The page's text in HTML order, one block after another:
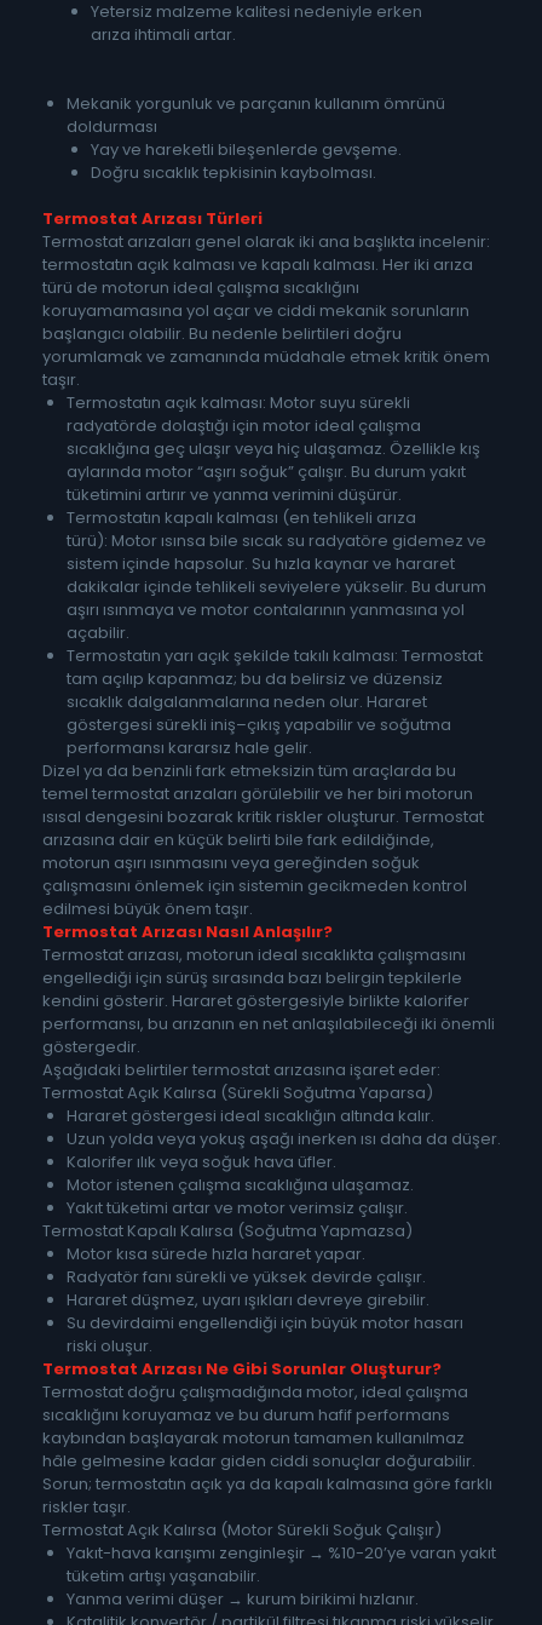
Yetersiz malzeme kalitesi nedeniyle erken
arıza ihtimali artar.
Mekanik yorgunluk ve parçanın kullanım ömrünü
doldurması
Yay ve hareketli bileşenlerde gevşeme.
Doğru sıcaklık tepkisinin kaybolması.
Termostat Arızası Türleri
Termostat arızaları genel olarak iki ana başlıkta incelenir:
termostatın açık kalması ve kapalı kalması. Her iki arıza
türü de motorun ideal çalışma sıcaklığını
koruyamamasına yol açar ve ciddi mekanik sorunların
başlangıcı olabilir. Bu nedenle belirtileri doğru
yorumlamak ve zamanında müdahale etmek kritik önem
taşır.
Termostatın açık kalması: Motor suyu sürekli
radyatörde dolaştığı için motor ideal çalışma
sıcaklığına geç ulaşır veya hiç ulaşamaz. Özellikle kış
aylarında motor “aşırı soğuk” çalışır. Bu durum yakıt
tüketimini artırır ve yanma verimini düşürür.
Termostatın kapalı kalması (en tehlikeli arıza
türü): Motor ısınsa bile sıcak su radyatöre gidemez ve
sistem içinde hapsolur. Su hızla kaynar ve hararet
dakikalar içinde tehlikeli seviyelere yükselir. Bu durum
aşırı ısınmaya ve motor contalarının yanmasına yol
açabilir.
Termostatın yarı açık şekilde takılı kalması: Termostat
tam açılıp kapanmaz; bu da belirsiz ve düzensiz
sıcaklık dalgalanmalarına neden olur. Hararet
göstergesi sürekli iniş–çıkış yapabilir ve soğutma
performansı kararsız hale gelir.
Dizel ya da benzinli fark etmeksizin tüm araçlarda bu
temel termostat arızaları görülebilir ve her biri motorun
ısısal dengesini bozarak kritik riskler oluşturur. Termostat
arızasına dair en küçük belirti bile fark edildiğinde,
motorun aşırı ısınmasını veya gereğinden soğuk
çalışmasını önlemek için sistemin gecikmeden kontrol
edilmesi büyük önem taşır.
Termostat Arızası Nasıl Anlaşılır?
Termostat arızası, motorun ideal sıcaklıkta çalışmasını
engellediği için sürüş sırasında bazı belirgin tepkilerle
kendini gösterir. Hararet göstergesiyle birlikte kalorifer
performansı, bu arızanın en net anlaşılabileceği iki önemli
göstergedir.
Aşağıdaki belirtiler termostat arızasına işaret eder:
Termostat Açık Kalırsa (Sürekli Soğutma Yaparsa)
Hararet göstergesi ideal sıcaklığın altında kalır.
Uzun yolda veya yokuş aşağı inerken ısı daha da düşer.
Kalorifer ılık veya soğuk hava üfler.
Motor istenen çalışma sıcaklığına ulaşamaz.
Yakıt tüketimi artar ve motor verimsiz çalışır.
Termostat Kapalı Kalırsa (Soğutma Yapmazsa)
Motor kısa sürede hızla hararet yapar.
Radyatör fanı sürekli ve yüksek devirde çalışır.
Hararet düşmez, uyarı ışıkları devreye girebilir.
Su devirdaimi engellendiği için büyük motor hasarı
riski oluşur.
Termostat Arızası Ne Gibi Sorunlar Oluşturur?
Termostat doğru çalışmadığında motor, ideal çalışma
sıcaklığını koruyamaz ve bu durum hafif performans
kaybından başlayarak motorun tamamen kullanılmaz
hâle gelmesine kadar giden ciddi sonuçlar doğurabilir.
Sorun; termostatın açık ya da kapalı kalmasına göre farklı
riskler taşır.
Termostat Açık Kalırsa (Motor Sürekli Soğuk Çalışır)
Yakıt-hava karışımı zenginleşir → %10-20’ye varan yakıt
tüketim artışı yaşanabilir.
Yanma verimi düşer → kurum birikimi hızlanır.